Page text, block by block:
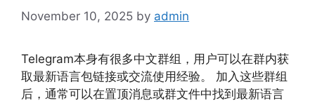
November 10, 2025 by admin
Telegram本身有很多中文群组，用户可以在群内获
取最新语言包链接或交流使用经验。 加入这些群组
后，通常可以在置顶消息或群文件中找到最新语言